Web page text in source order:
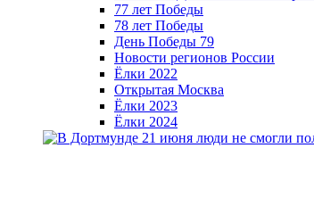
77 лет Победы
78 лет Победы
День Победы 79
Новости регионов России
Ёлки 2022
Открытая Москва
Ёлки 2023
Ёлки 2024